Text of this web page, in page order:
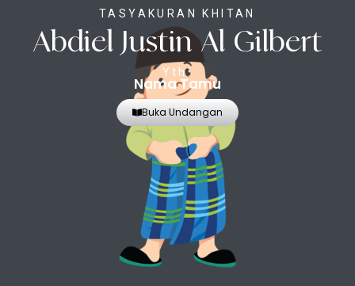
TASYAKURAN KHITAN
Abdiel Justin Al Gilbert
Yth.
Nama Tamu
Buka Undangan